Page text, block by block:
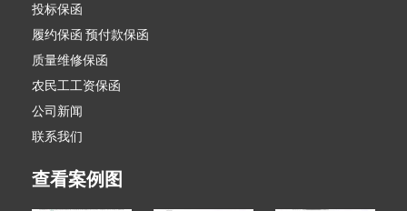
投标保函
履约保函 预付款保函
质量维修保函
农民工工资保函
公司新闻
联系我们
查看案例图